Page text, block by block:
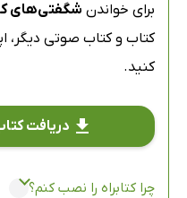
برای خواندن شگفتی‌های
کتاب و کتاب صوتی دیگر،
کنید.
دریافت
چرا کتابراه را نصب کنم؟